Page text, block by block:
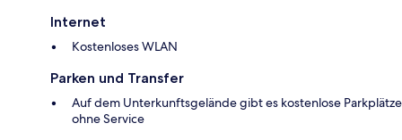
Internet
Kostenloses WLAN
Parken und Transfer
Auf dem Unterkunftsgelände gibt es kostenlose Parkplätze
ohne Service